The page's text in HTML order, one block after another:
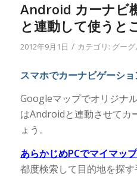
Android カーナビ
と連動して使うと
2012年9月1日 / カテゴリ: グーグ
スマホでカーナビゲーショ
Googleマップでオリジナ
はAndroidと連動させてカ
ょう。
あらかじめPCでマイマッ
都度検索して目的地を探